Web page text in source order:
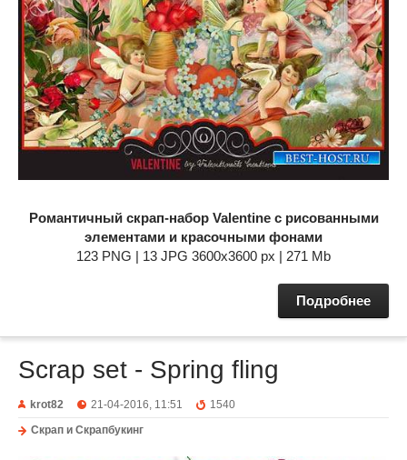
Романтичный скрап-набор Valentine с рисованными
элементами и красочными фонами
123 PNG | 13 JPG 3600x3600 px | 271 Mb
Подробнее
Scrap set - Spring fling
krot82 21-04-2016, 11:51
1540
Скрап и Скрапбукинг